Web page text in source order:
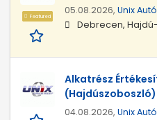
Featured 05.08.2026, Unix
Debrecen,
Alkatrész
(Hajdúszoboszló)
04.08.2026, Unix